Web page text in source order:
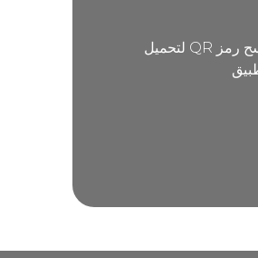
امسح رمز QR لتحميل